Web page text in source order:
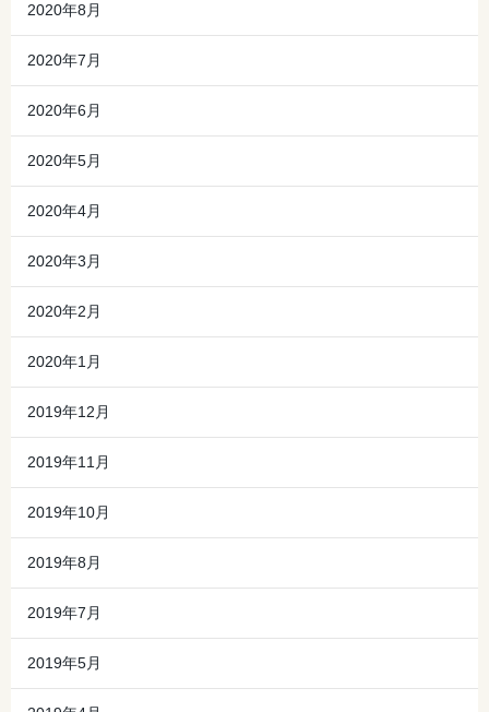
2020年8月
2020年7月
2020年6月
2020年5月
2020年4月
2020年3月
2020年2月
2020年1月
2019年12月
2019年11月
2019年10月
2019年8月
2019年7月
2019年5月